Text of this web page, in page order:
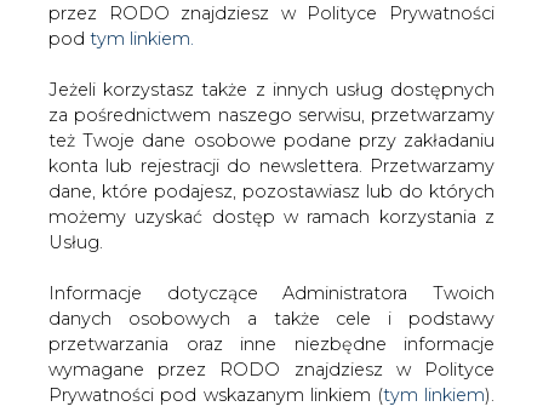
WŁĄCZ CIRE.TV
przez RODO znajdziesz w Polityce Prywatności
pod tym linkiem.
Jeżeli korzystasz także z innych usług dostępnych
za pośrednictwem naszego serwisu, przetwarzamy
też Twoje dane osobowe podane przy zakładaniu
konta lub rejestracji do newslettera. Przetwarzamy
dane, które podajesz, pozostawiasz lub do których
możemy uzyskać dostęp w ramach korzystania z
Usług.
Informacje dotyczące Administratora Twoich
danych osobowych a także cele i podstawy
przetwarzania oraz inne niezbędne informacje
wymagane przez RODO znajdziesz w Polityce
Prywatności pod wskazanym linkiem (tym linkiem).
Strona główna
SERWIS INFORMACYJNY CIRE
/ PKE: konkurs na szóstego członka Zarządu
2007-07-30 00:00
skomentuj
udostępnij: